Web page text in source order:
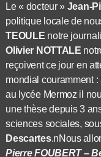
Le « docteur » Jean-
politique locale de
TEOULE notre
Olivier NOTTALE
reçoivent ce jour en
mondial couramment :
au lycée Mermoz il
une thèse depuis 3
sciences sociales,
Descartes.nNous
Pierre FOUBERT –